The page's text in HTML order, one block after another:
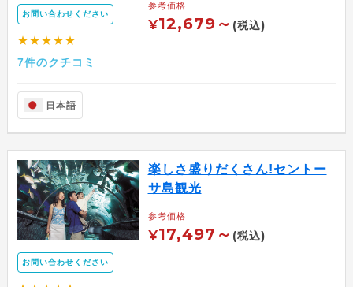
お問い合わせください
★★★★★
7件のクチコミ
参考価格
¥12,679～ (税込)
日本語
お問い合わせください
楽しさ盛りだくさん!セントー
サ島観光
参考価格
¥17,497～ (税込)